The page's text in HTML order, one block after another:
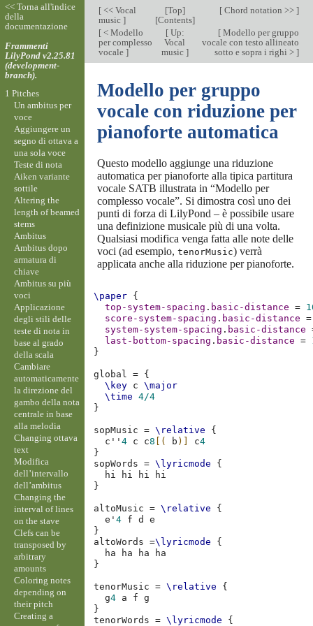
[<< Vocal
music ]
[Top]
[Contents]
[Chord notation >> ]
[< Modello
per complesso
vocale ]
[Up:
Vocal
music ]
[Modello per gruppo
vocale con testo allineato
sotto e sopra i righi > ]
Modello per gruppo
vocale con riduzione per
pianoforte automatica
Questo modello aggiunge una riduzione
automatica per pianoforte alla tipica partitura
vocale SATB illustrata in “Modello per
complesso vocale”. Si dimostra così uno dei
punti di forza di LilyPond – è possibile usare
una definizione musicale più di una volta.
Qualsiasi modifica venga fatta alle note delle
voci (ad esempio, tenorMusic) verrà
applicata anche alla riduzione per pianoforte.
\paper {
top-system-spacing . basic-distance =
score-system-spacing . basic-distance
=
system-system-spacing . basic-distance
last-bottom-spacing . basic-distance =
}
global = {
\key c
\major
\time
4/4
}
sopMusic = \relative
{
c''4 c c8 [( b )] c4
}
sopWords
= \lyricmode
{
hi
hi hi
}
altoMusic = \relative
{
e'4 f d
e
}
altoWords
=\lyricmode
{
ha
ha ha
}
tenorMusic = \relative
{
g4 a f
g
}
tenorWords
= \lyricmode {
<< Torna all'indice
della
documentazione
Frammenti
LilyPond v2.25.81
(development-
branch).
1 Pitches
Un ambitus per
voce
Aggiungere un
segno di ottava a
una sola voce
Teste di nota
Aiken variante
sottile
Altering the
length of beamed
stems
Ambitus
Ambitus dopo
armatura di
chiave
Ambitus su più
voci
Applicazione
degli stili delle
teste di nota in
base al grado
della scala
Cambiare
automaticamente
la direzione del
gambo della nota
centrale in base
alla melodia
Changing ottava
text
Modifica
dell’intervallo
dell’ambitus
Changing the
interval of lines
on the stave
Clefs can be
transposed by
arbitrary
amounts
Coloring notes
depending on
their pitch
Creating a